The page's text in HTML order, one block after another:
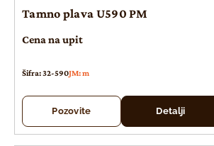
Tamno plava U590 PM
Cena na upit
Šifra: 32-590JM: m
Pozovite Detalji